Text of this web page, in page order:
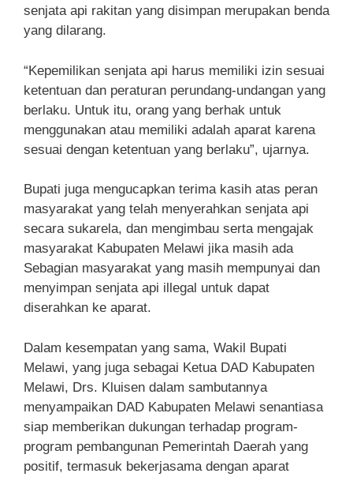
senjata api rakitan yang disimpan merupakan benda
yang dilarang.
“Kepemilikan senjata api harus memiliki izin sesuai
ketentuan dan peraturan perundang-undangan yang
berlaku. Untuk itu, orang yang berhak untuk
menggunakan atau memiliki adalah aparat karena
sesuai dengan ketentuan yang berlaku”, ujarnya.
Bupati juga mengucapkan terima kasih atas peran
masyarakat yang telah menyerahkan senjata api
secara sukarela, dan mengimbau serta mengajak
masyarakat Kabupaten Melawi jika masih ada
Sebagian masyarakat yang masih mempunyai dan
menyimpan senjata api illegal untuk dapat
diserahkan ke aparat.
Dalam kesempatan yang sama, Wakil Bupati
Melawi, yang juga sebagai Ketua DAD Kabupaten
Melawi, Drs. Kluisen dalam sambutannya
menyampaikan DAD Kabupaten Melawi senantiasa
siap memberikan dukungan terhadap program-
program pembangunan Pemerintah Daerah yang
positif, termasuk bekerjasama dengan aparat